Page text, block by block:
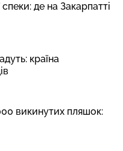
де на Закарпатті
країна
викинутих пляшок: